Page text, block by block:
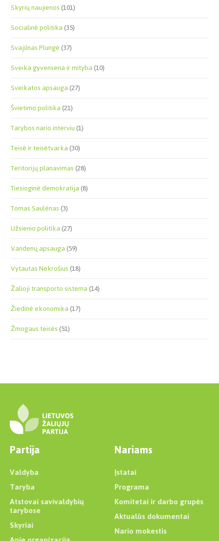
Skyrių naujienos(101)
Socialinė politika(35)
Svajūnas Plungė(37)
Sveika gyvensena ir mityba(10)
Sveikatos apsauga(27)
Švietimo politika(21)
Tarybos nario interviu(1)
Teisė ir teisėtvarka(30)
Teritorijų planavimas(28)
Tiesioginė demokratija(8)
Tomas Saulėnas(3)
Užsienio politika(27)
Vandenų apsauga(59)
Vytautas Nekrošius(18)
Žalioji transporto sistema(14)
Žiedinė ekonomika(17)
Žmogaus teisės(51)
Partija
Valdyba
Taryba
Atstovai savivaldybių
tarybose
Skyriai
Nariams
Įstatai
Programa
Komitetai ir darbo grupės
Aktualūs dokumentai
Nario mokestis